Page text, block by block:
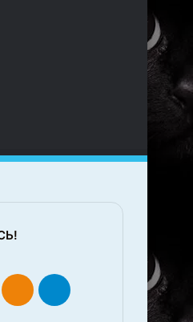
Одноклассники
Telegram